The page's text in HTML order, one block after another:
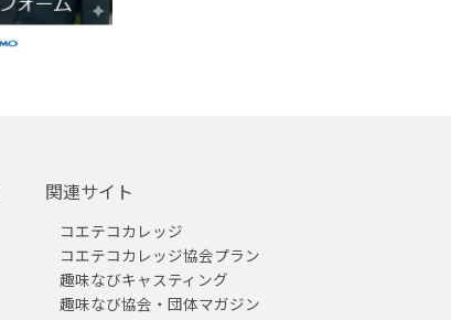
関連サイト
コエテコカレッジ
コエテコカレッジ協会プラン
趣味なびキャスティング
趣味なび協会・団体マガジン